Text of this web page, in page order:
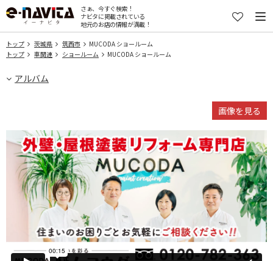
さぁ、今すぐ検索！
ナビタに掲載されている
地元のお店の情報が満載！
トップ 茨城県 筑西市
MUCODA ショールーム
トップ
車関連 ショールーム MUCODA ショールーム
アルバム
画像を見る